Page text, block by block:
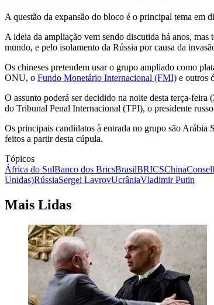
A questão da expansão do bloco é o principal tema em
A ideia da ampliação vem sendo discutida há anos,
mundo, e pelo isolamento da Rússia por causa da
Os chineses pretendem usar o grupo ampliado como
ONU, o Fundo Monetário Internacional (FMI) e outros
O assunto poderá ser decidido na noite desta terça-feira
do Tribunal Penal Internacional (TPI), o presidente
Os principais candidatos à entrada no grupo são Arábia
feitos a partir desta cúpula.
Tópicos
África do SulBanco dos BricsBrasilBRICSChina
Unidas)RússiaSergei LavrovUcrâniaVladimir Putin
Mais Lidas